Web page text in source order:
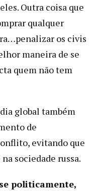
Outra coisa que
qualquer
os civis
maneira de se
quem não tem
global também
de
evitando que
sociedade russa.
politicamente,